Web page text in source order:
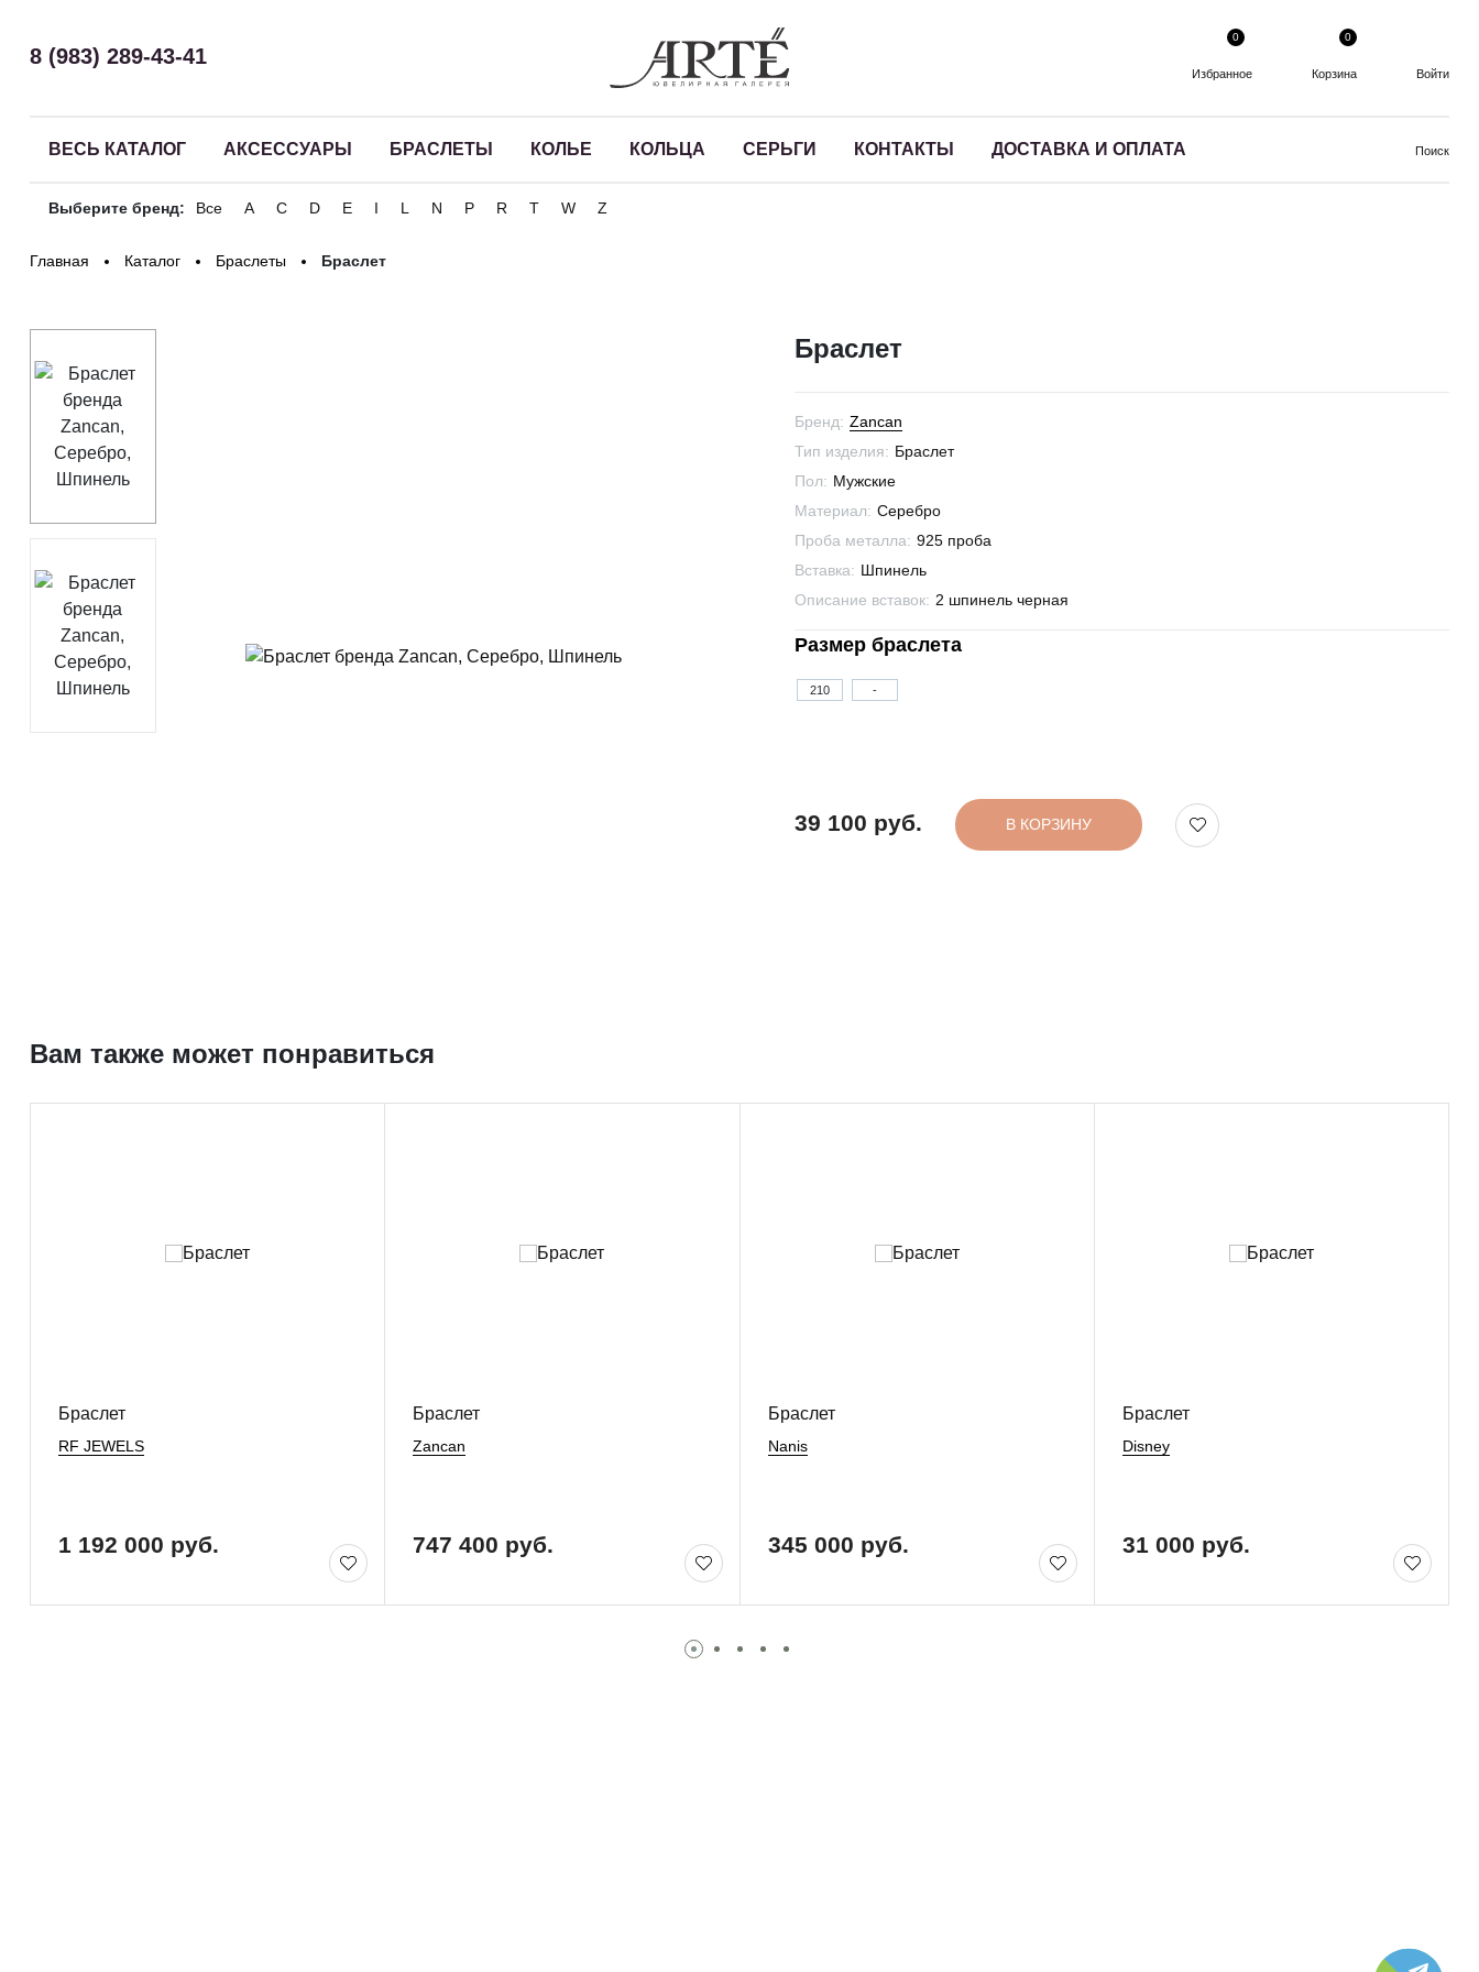
8 (983) 289-43-41
0
Избранное
0
Корзина Войти
ВЕСЬ КАТАЛОГ АКСЕССУАРЫ БРАСЛЕТЫ КОЛЬЕ КОЛЬЦА СЕРЬГИ КОНТАКТЫ ДОСТАВКА И ОПЛАТА Поиск
Выберите бренд: Все A C D E I L N P R T W Z
Главная Каталог Браслеты Браслет
Браслет
Бренд: Zancan
Тип изделия: Браслет
Пол: Мужские
Материал: Серебро
Проба металла: 925 проба
Вставка: Шпинель
Описание вставок: 2 шпинель черная
Размер браслета
210 -
39 100 руб. В КОРЗИНУ
Вам также может понравиться
Браслет
RF JEWELS
1 192 000 руб.
Браслет
Zancan
747 400 руб.
Браслет
Nanis
345 000 руб.
Браслет
Disney
31 000 руб.